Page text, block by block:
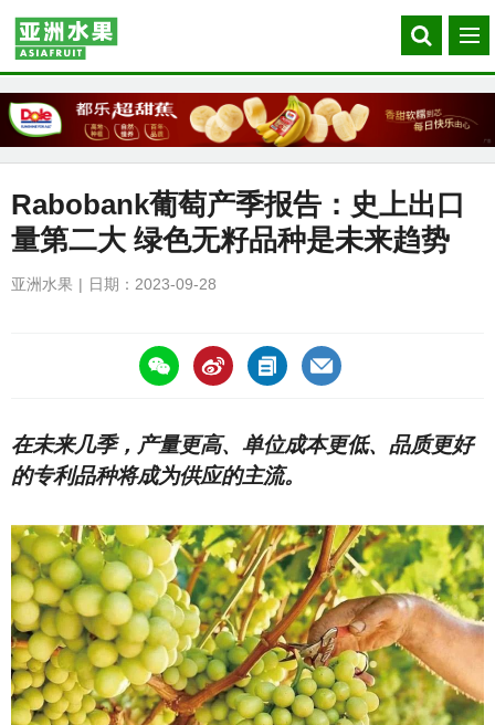
Search
our
菜
单
Rabobank葡萄产季报告：史上出口
量第二大 绿色无籽品种是未来趋势
亚洲水果 日期：2023-09-28
https://asiafruitchina.net/26193.html
在未来几季，产量更高、单位成本更低、品质更好
的专利品种将成为供应的主流。